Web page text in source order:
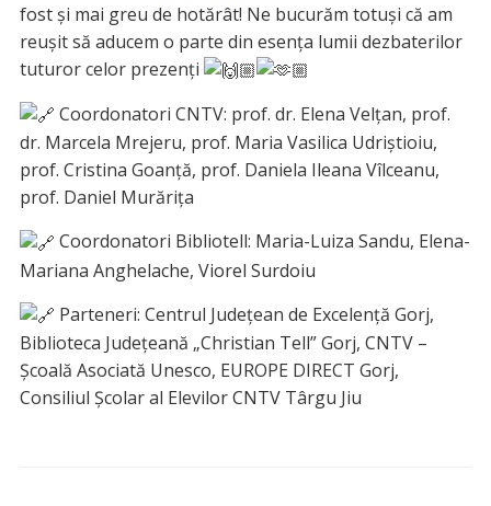
fost şi mai greu de hotărât! Ne bucurăm totuși că am
reușit să aducem o parte din esența lumii dezbaterilor
tuturor celor prezenți
Coordonatori CNTV: prof. dr. Elena Velțan, prof.
dr. Marcela Mrejeru, prof. Maria Vasilica Udriștioiu,
prof. Cristina Goanță, prof. Daniela Ileana Vîlceanu,
prof. Daniel Murărița
Coordonatori Bibliotell: Maria-Luiza Sandu, Elena-
Mariana Anghelache, Viorel Surdoiu
Parteneri: Centrul Județean de Excelență Gorj,
Biblioteca Județeană „Christian Tell” Gorj, CNTV –
Școală Asociată Unesco, EUROPE DIRECT Gorj,
Consiliul Școlar al Elevilor CNTV Târgu Jiu